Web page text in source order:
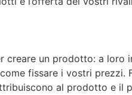
un prodotto: a loro
fissare i vostri
al prodotto e il